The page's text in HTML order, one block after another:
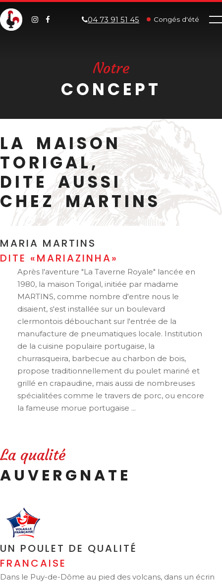
04 73 91 51 45 Congés d'été
Notre
CONCEPT
LA MAISON
TORIGAL,
DITE AUSSI
CHEZ MARTINS
MARIA MARTINS
DITE «MARIAZINHA»
Après l'aventure "La Taverne Royale" lancée en
1980, la maison Torigal, initiée par madame
MARTINS, comme nombre d'entre nous le
disaient, s'est installée sur un boulevard
clermontois débouchant sur l'entrée de la
manufacture de pneumatiques locale. Institution
de la cuisine populaire portugaise, la
churrasqueira, barbecue au charbon de bois,
propose traditionnellement du poulet mariné et
grillé en crapaudine, mais aussi de nombreuses
spécialitées comme le travers de porc, ou encore
la fameuse morue portugaise ...
La qualité
AUVERGNATE
UN POULET DE QUALITÉ
FRANCAISE
Dans le Puy-de-Dôme au pied des volcans, dans un écrin